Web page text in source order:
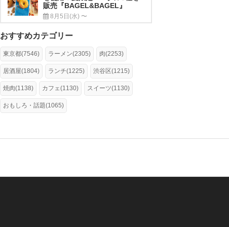
販売『BAGEL&BAGEL』
8月5日(水) 〜
おすすめカテゴリー
東京都(7546) ラーメン(2305) 肉(2253)
居酒屋(1804) ランチ(1225) 渋谷区(1215)
焼肉(1138) カフェ(1130) スイーツ(1130)
おもしろ・話題(1065)